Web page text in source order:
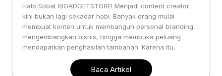
Halo Sobat IBGADGETSTORE! Menjadi content creator
kini bukan lagi sekadar hobi. Banyak orang mulai
membuat konten untuk membangun personal branding,
mengembangkan bisnis, hingga membuka peluang
mendapatkan penghasilan tambahan. Karena itu,
Baca Artikel